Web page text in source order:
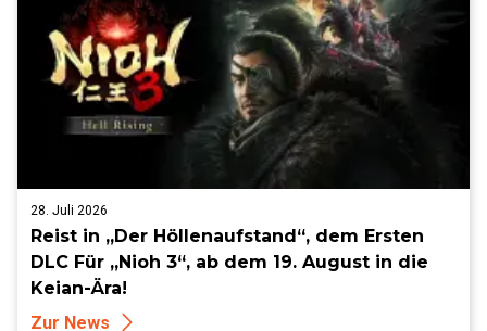
28. Juli 2026
Reist in „Der Höllenaufstand“, dem Ersten
DLC Für „Nioh 3“, ab dem 19. August in die
Keian-Ära!
Zur News